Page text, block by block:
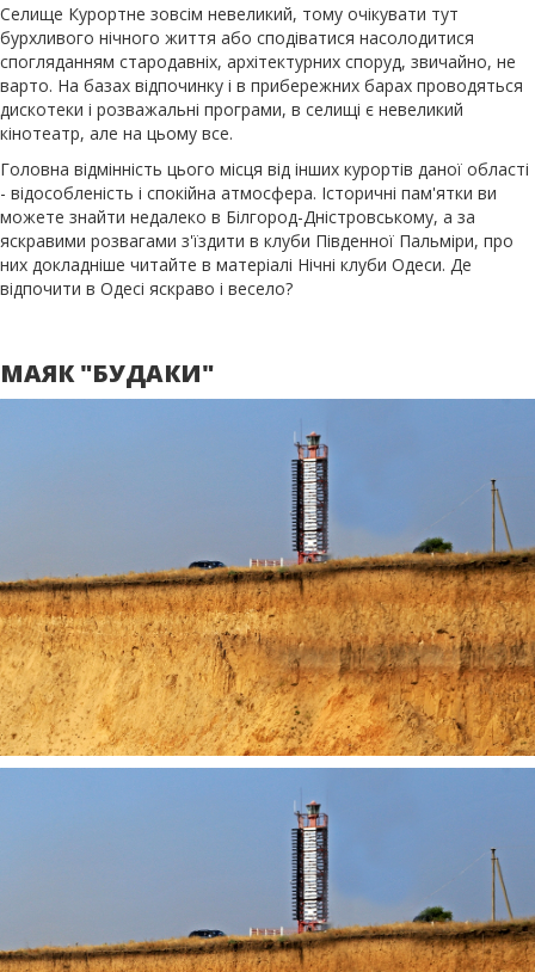
Селище Курортне зовсім невеликий, тому очікувати тут
бурхливого нічного життя або сподіватися насолодитися
спогляданням стародавніх, архітектурних споруд, звичайно, не
варто. На базах відпочинку і в прибережних барах проводяться
дискотеки і розважальні програми, в селищі є невеликий
кінотеатр, але на цьому все.
Головна відмінність цього місця від інших курортів даної області
- відособленість і спокійна атмосфера. Історичні пам'ятки ви
можете знайти недалеко в Білгород-Дністровському, а за
яскравими розвагами з'їздити в клуби Південної Пальміри, про
них докладніше читайте в матеріалі Нічні клуби Одеси. Де
відпочити в Одесі яскраво і весело?
МАЯК "БУДАКИ"